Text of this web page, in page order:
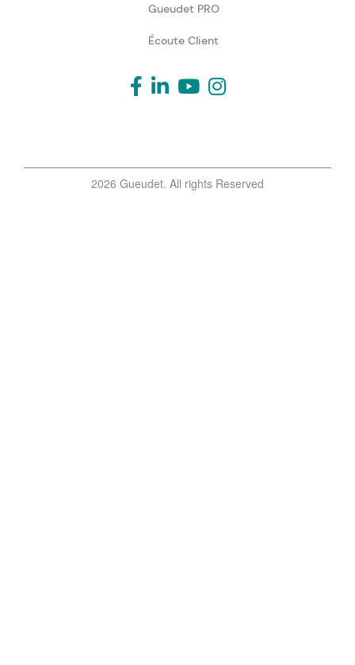
Gueudet PRO
Écoute Client
2026 Gueudet. All rights Reserved